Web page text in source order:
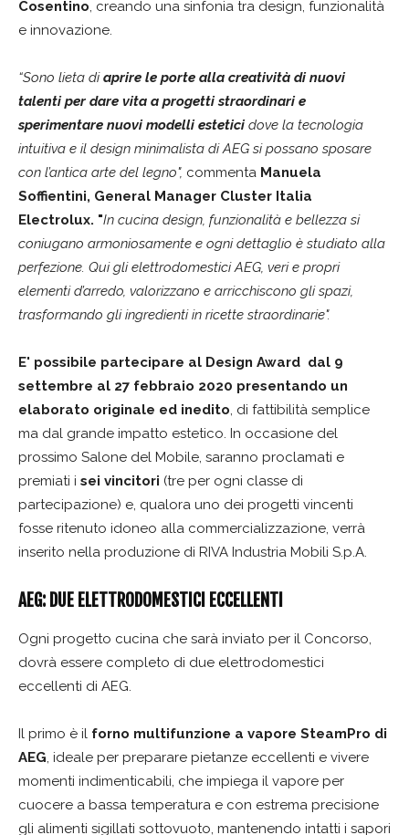
Cosentino, creando una sinfonia tra design, funzionalità
e innovazione.
“Sono lieta diaprire le porte alla creatività di nuovi
talenti per dare vita a progetti straordinarie
sperimentare nuovi modelli esteticidove la tecnologia
intuitiva e il design minimalista di AEG si possano sposare
con l’antica arte del legno", commenta Manuela
Soffientini, General Manager Cluster Italia
Electrolux. "In cucina design, funzionalità e bellezza si
coniugano armoniosamente e ogni dettaglio è studiato alla
perfezione. Qui gli elettrodomestici AEG, veri e propri
elementi d’arredo, valorizzano e arricchiscono gli spazi,
trasformando gli ingredienti in ricette straordinarie".
E' possibile partecipare al Design Award dal 9
settembre al 27 febbraio 2020 presentando un
elaborato originale ed inedito, di fattibilità semplice
ma dal grande impatto estetico. In occasione del
prossimo Salone del Mobile, saranno proclamati e
premiati i sei vincitori (tre per ogni classe di
partecipazione) e, qualora uno dei progetti vincenti
fosse ritenuto idoneo alla commercializzazione, verrà
inserito nella produzione di RIVA Industria Mobili S.p.A.
AEG: DUE ELETTRODOMESTICI ECCELLENTI
Ogni progetto cucina che sarà inviato per il Concorso,
dovrà essere completo di due elettrodomestici
eccellenti di AEG.
Il primo è il forno multifunzione a vapore SteamPro di
AEG, ideale per preparare pietanze eccellenti e vivere
momenti indimenticabili, che impiega il vapore per
cuocere a bassa temperatura e con estrema precisione
gli alimenti sigillati sottovuoto, mantenendo intatti i sapori